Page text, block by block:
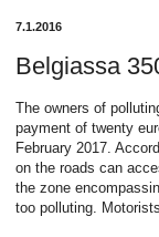
7.1.2016
Belgiassa
The owners of
payment of twenty
February 2017.
on the roads can
the zone
too polluting.